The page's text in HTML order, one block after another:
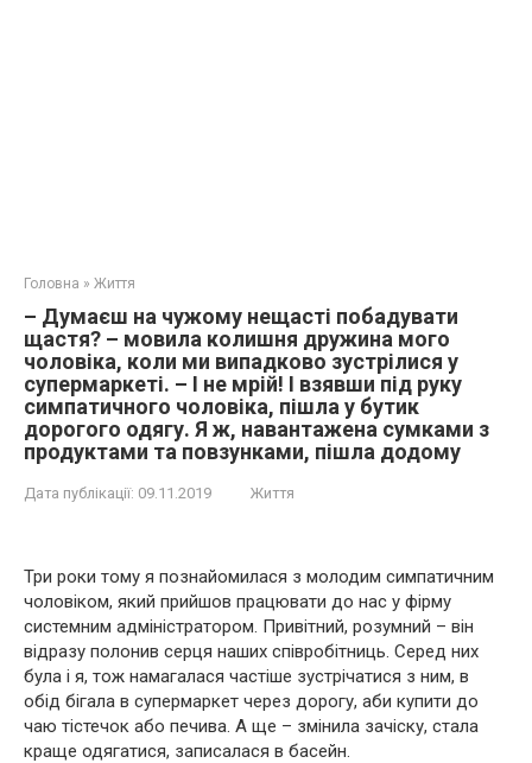
Головна » Життя
– Думаєш на чужому нещaсті побадувати
щастя? – мовила колишня дружина мого
чоловіка, коли ми випадково зустрілися у
супермаркеті. – І не мрій! І взявши під руку
симпатичного чоловіка, пішла у бутик
дорогого одягу. Я ж, навантажена сумками з
продуктами та повзунками, пішла додому
Дата публікації: 09.11.2019 Життя
Три роки тому я познайомилася з молодим симпатичним
чоловіком, який прийшов працювати до нас у фірму
системним адміністратором. Привітний, розумний – він
відразу полонив серця наших співробітниць. Серед них
була і я, тож намагалася частіше зустрічатися з ним, в
обід бігала в супермаркет через дорогу, аби купити до
чаю тістечок або печива. А ще – змінила зачіску, стала
краще одягатися, записалася в басейн.